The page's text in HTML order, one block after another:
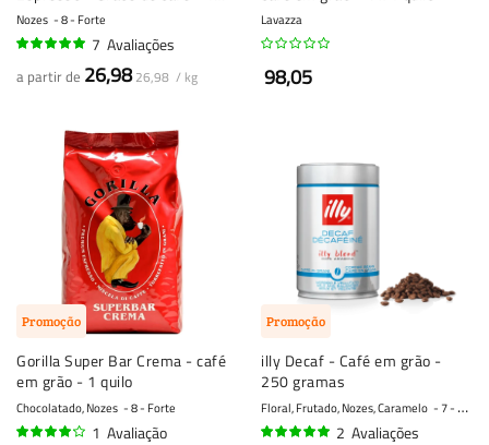
kg
Nozes 8 - Forte
7 Avaliações
a partir de 26,98 26,98 / kg
Lavazza
98,05
Promoção
Gorilla Super Bar Crema - café
em grão - 1 quilo
Chocolatado, Nozes 8 - Forte
1 Avaliação
Promoção
illy Decaf - Café em grão -
250 gramas
Floral, Frutado, Nozes, Caramelo 7 - Forte
2 Avaliações